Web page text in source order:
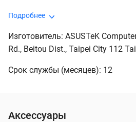
Подробнее
Изготовитель: ASUSTeK
Rd., Beitou Dist., Taipei City 112
Срок службы (месяцев): 12
Аксессуары